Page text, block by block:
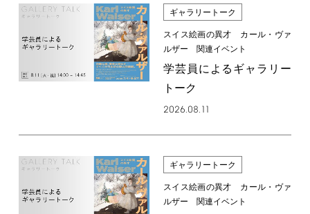
ギャラリートーク
スイス絵画の異才 カール・ヴァ
ルザー 関連イベント
学芸員によるギャラリー
トーク
2026.08.11
ギャラリートーク
スイス絵画の異才 カール・ヴァ
ルザー 関連イベント